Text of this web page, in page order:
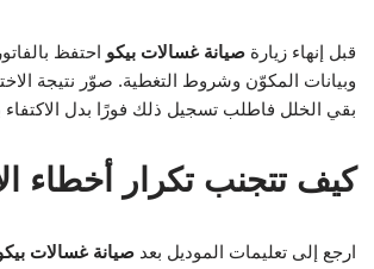
قبل إنهاء زيارة صيانة غسالات بيكو احتفظ
وبيانات المكوّن وشروط التغطية. صوّر نتيجة
بقي الخلل فاطلب تسجيل ذلك فورًا بدل
كيف تتجنب تكرار أخطاء
ارجع إلى تعليمات الموديل بعد صيانة غسالات